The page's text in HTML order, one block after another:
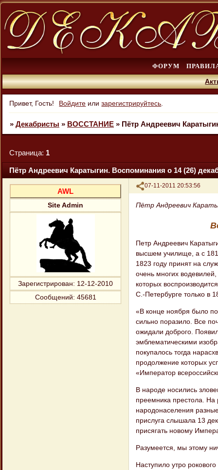
ФОРУМ
Привет, Гость! Войдите илизарегистрируйтесь
» Декабристы » ВОССТАНИЕ » Пётр Андреевич
Пётр Андреевич Каратыгин. Воспоминания о 14 (26)
Страница: 1
Поделиться
07-11-2011 20:53:56
AWL
Site Admin
Зарегистрирован: 12-12-2010
Сообщений: 45681
Пётр Андреевич
Петр Андреевич
высшем училище, а с
1823 году принят на
очень многих
которых
С.-Петербурге только в
«В конце ноября было
сильно поразило. Все
ожидали доброго.
эмблематическими
покупалось тогда
продолжение которых
«Император
В народе носились
преемника престола. На
народонаселения
прислуга слышала 13
присягать новому
Разумеется, мы этому
Наступило утро